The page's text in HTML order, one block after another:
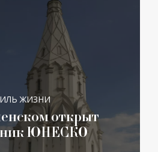
ЖИЗНИ
открыт
ЮНЕСКО